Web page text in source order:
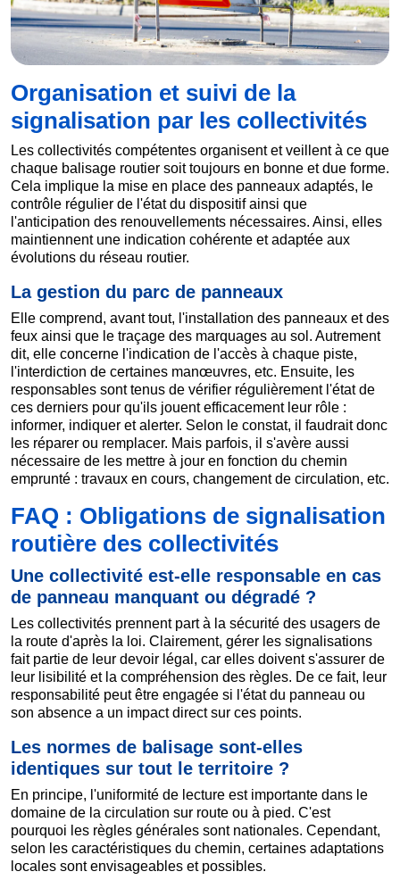
Organisation et suivi de la
signalisation par les collectivités
Les collectivités compétentes organisent et veillent à ce que
chaque balisage routier soit toujours en bonne et due forme.
Cela implique la mise en place des panneaux adaptés, le
contrôle régulier de l'état du dispositif ainsi que
l'anticipation des renouvellements nécessaires. Ainsi, elles
maintiennent une indication cohérente et adaptée aux
évolutions du réseau routier.
La gestion du parc de panneaux
Elle comprend, avant tout, l'installation des panneaux et des
feux ainsi que le traçage des marquages au sol. Autrement
dit, elle concerne l'indication de l'accès à chaque piste,
l'interdiction de certaines manœuvres, etc. Ensuite, les
responsables sont tenus de vérifier régulièrement l'état de
ces derniers pour qu'ils jouent efficacement leur rôle :
informer, indiquer et alerter. Selon le constat, il faudrait donc
les réparer ou remplacer. Mais parfois, il s'avère aussi
nécessaire de les mettre à jour en fonction du chemin
emprunté : travaux en cours, changement de circulation, etc.
FAQ : Obligations de signalisation
routière des collectivités
Une collectivité est-elle responsable en cas
de panneau manquant ou dégradé ?
Les collectivités prennent part à la sécurité des usagers de
la route d'après la loi. Clairement, gérer les signalisations
fait partie de leur devoir légal, car elles doivent s'assurer de
leur lisibilité et la compréhension des règles. De ce fait, leur
responsabilité peut être engagée si l'état du panneau ou
son absence a un impact direct sur ces points.
Les normes de balisage sont-elles
identiques sur tout le territoire ?
En principe, l'uniformité de lecture est importante dans le
domaine de la circulation sur route ou à pied. C'est
pourquoi les règles générales sont nationales. Cependant,
selon les caractéristiques du chemin, certaines adaptations
locales sont envisageables et possibles.